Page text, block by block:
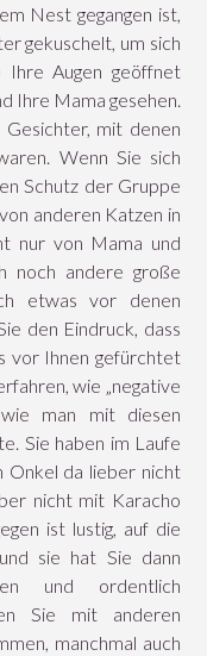
Nest gegangen ist,
gekuschelt, um sich
Ihre Augen geöffnet
Ihre Mama gesehen.
mit denen
Wenn Sie sich
Schutz der Gruppe
anderen Katzen in
nur von Mama und
noch andere große
etwas vor denen
den Eindruck, dass
vor Ihnen gefürchtet
wie „negative
man mit diesen
Sie haben im Laufe
Onkel da lieber nicht
nicht mit Karacho
ist lustig, auf die
sie hat Sie dann
und ordentlich
Sie mit anderen
manchmal auch